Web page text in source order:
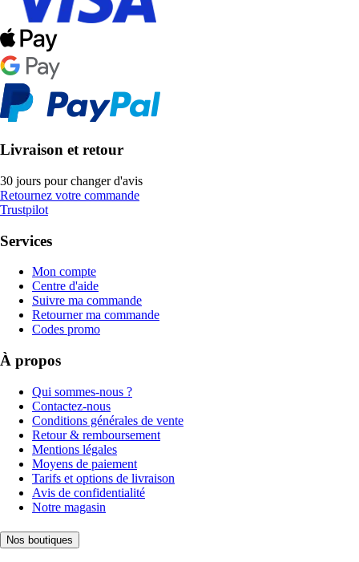
Livraison et retour
30 jours pour changer d'avis
Retournez votre commande
Trustpilot
Services
Mon compte
Centre d'aide
Suivre ma commande
Retourner ma commande
Codes promo
À propos
Qui sommes-nous ?
Contactez-nous
Conditions générales de vente
Retour & remboursement
Mentions légales
Moyens de paiement
Tarifs et options de livraison
Avis de confidentialité
Notre magasin
Nos boutiques